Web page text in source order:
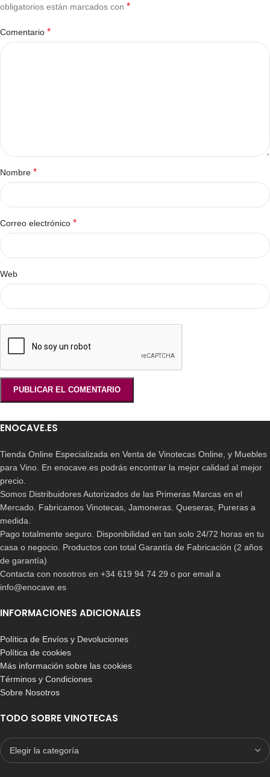
obligatorios están marcados con *
Comentario *
Nombre *
Correo electrónico *
Web
ENOCAVE.ES
Tienda Online Especializada en Venta de Vinotecas Online, y Muebles
para Vino. En enocave.es podrás encontrar la mejor calidad al mejor
precio.
Somos Distribuidores Autorizados de las Primeras Marcas en el
Mercado. Fabricamos Vinotecas, Jamoneras. Queseras, Pureras a
medida.
Pago totalmente seguro. Disponibilidad en tan solo 24/72 horas en tu
casa o negocio. Productos con total Garantía de Fabricación (2 años
de garantía)
Contacta con nosotros en +34 619 94 74 29 o por email a
info@enocave.es
INFORMACIONES ADICIONALES
Política de Envíos y Devoluciones
Política de cookies
Más información sobre las cookies
Términos y Condiciones
Sobre Nosotros
TODO SOBRE VINOTECAS